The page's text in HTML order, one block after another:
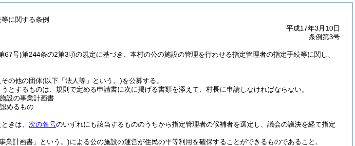
に関する条例
平成17年3月10日
条例第3号
67号)第244条の2第3項の規定に基づき、本村の公の施設の管理を行わせる指定管理者の指定手続等に関し、
の他の団体(以下「法人等」という。)を公募する。
とするものは、規則で定める申請書に次に掲げる書類を添えて、村長に申請しなければならない。
設の事業計画書
めるもの
きは、 次の各号のいずれにも該当するもののうちから指定管理者の候補者を選定し、議会の議決を経て指定
業計画書」という。)による公の施設の運営が住民の平等利用を確保することができるものであること。